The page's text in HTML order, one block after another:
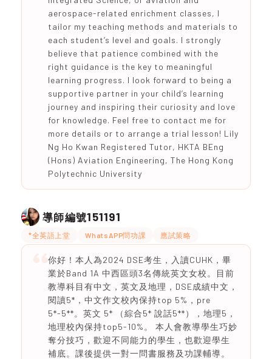
aerospace-related enrichment classes, I
tailor my teaching methods and materials to
each student’s level and goals. I strongly
believe that patience combined with the
right guidance is the key to meaningful
learning progress. I look forward to being a
supportive partner in your child’s learning
journey and inspiring their curiosity and love
for knowledge. Feel free to contact me for
more details or to arrange a trial lesson! Lily
Ng Ho Kwan Registered Tutor, HKTA BEng
(Hons) Aviation Engineering, The Hong Kong
Polytechnic University
導師編號151191
*全英語上堂 WhatsAPP問功課 應試策略
你好！本人為2024 DSE考生，入讀CUHK，畢
業於Band 1A 中西區頭3名傳統英文女校。目前
教導科目有中文，英文及地理，DSE成績中文，
閱讀5*，中文作文校內保持top 5%，pre
5*-5**。英文 5* （綜合5* 說話5**），地理5，
地理校內保持top5-10%。 本人會教導學生巧妙
奪分技巧，歡迎不同能力的學生，也歡迎學生
補底。課後提供一對一問書服務及功課輔導。